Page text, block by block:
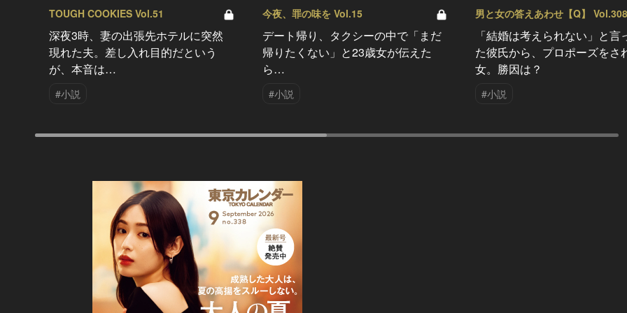
TOUGH COOKIES Vol.51
深夜3時、妻の出張先ホテルに突然
現れた夫。差し入れ目的だという
が、本音は…
#小説
今夜、罪の味を Vol.15
デート帰り、タクシーの中で「まだ
帰りたくない」と23歳女が伝えた
ら…
#小説
男と女の答えあわせ【Q】 Vol.308
「結婚は考えられない」と言
た彼氏から、プロポーズをさ
女。勝因は？
#小説